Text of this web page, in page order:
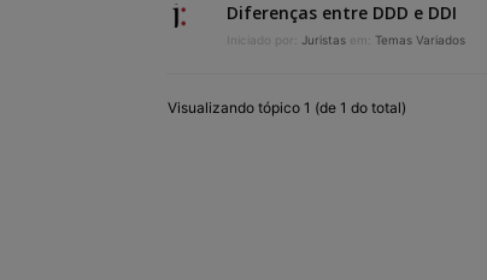
Diferenças entre DDD e DDI
Iniciado por: Juristas em: Temas Variados
Visualizando tópico 1 (de 1 do total)